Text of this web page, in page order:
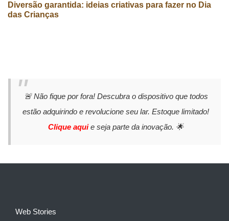
Diversão garantida: ideias criativas para fazer no Dia
das Crianças
🚨 Não fique por fora! Descubra o dispositivo que todos
estão adquirindo e revolucione seu lar. Estoque limitado!
Clique aquie seja parte da inovação. 🌟
Web Stories